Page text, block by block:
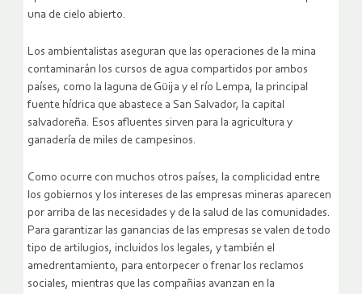
una de cielo abierto.
Los ambientalistas aseguran que las operaciones de la mina
contaminarán los cursos de agua compartidos por ambos
países, como la laguna de Güija y el río Lempa, la principal
fuente hídrica que abastece a San Salvador, la capital
salvadoreña. Esos afluentes sirven para la agricultura y
ganadería de miles de campesinos.
Como ocurre con muchos otros países, la complicidad entre
los gobiernos y los intereses de las empresas mineras aparecen
por arriba de las necesidades y de la salud de las comunidades.
Para garantizar las ganancias de las empresas se valen de todo
tipo de artilugios, incluidos los legales, y también el
amedrentamiento, para entorpecer o frenar los reclamos
sociales, mientras que las compañias avanzan en la